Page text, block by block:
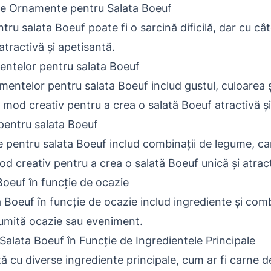
Ornamente pentru Salata Boeuf
salata Boeuf poate fi o sarcină dificilă, dar cu
și apetisantă.
pentru salata Boeuf
pentru salata Boeuf includ gustul, culoarea
creativ pentru a crea o salată Boeuf atractivă
salata Boeuf
pentru salata Boeuf includ combinații de legume,
creativ pentru a crea o salată Boeuf unică și
în funcție de ocazie
în funcție de ocazie includ ingrediente și
ocazie sau eveniment.
Boeuf în Funcție de Ingredientele Principale
cu diverse ingrediente principale, cum ar fi carne